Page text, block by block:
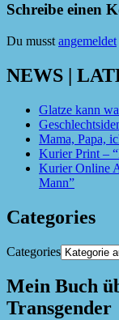
Schreibe einen
Du musst angemeldet
NEWS |
Glatze kann
Mama, Papa,
Kurier Print –
Kurier Online
Mann”
Categories
Categories
Mein Buch
Transgender